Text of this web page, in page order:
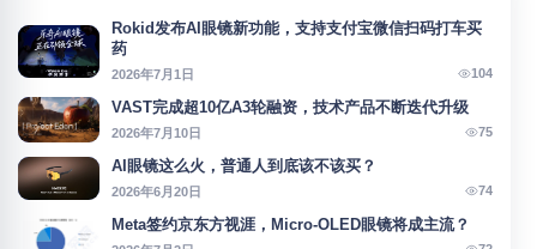
Rokid发布AI眼镜新功能，支持支付宝微信扫码打车买
药
2026年7月1日 104
VAST完成超10亿A3轮融资，技术产品不断迭代升级
2026年7月10日 75
AI眼镜这么火，普通人到底该不该买？
2026年6月20日 74
Meta签约京东方视涯，Micro-OLED眼镜将成主流？